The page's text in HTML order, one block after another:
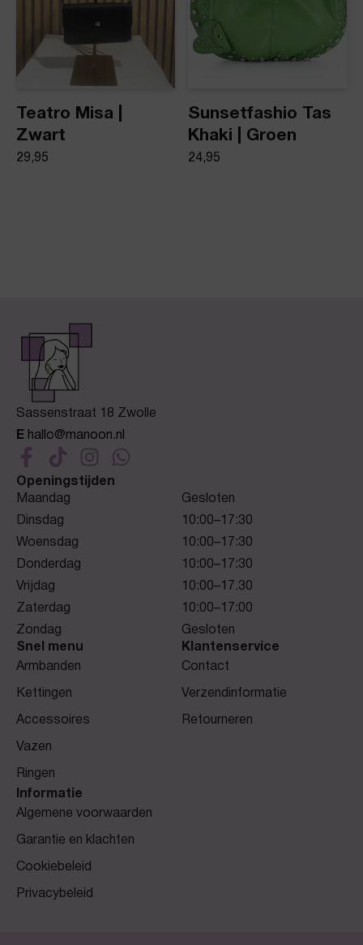
Teatro Misa |
Zwart
29,95
Sunsetfashio Tas
Khaki | Groen
24,95
Sassenstraat 18 Zwolle
E hallo@manoon.nl
Openingstijden
Maandag
Gesloten
Dinsdag
10:00–17:30
Woensdag
10:00–17:30
Donderdag
10:00–17:30
Vrijdag
10:00–17.30
Zaterdag
10:00–17:00
Zondag
Gesloten
Snel menu
Armbanden
Kettingen
Accessoires
Vazen
Ringen
Klantenservice
Contact
Verzendinformatie
Retourneren
Informatie
Algemene voorwaarden
Garantie en klachten
Cookiebeleid
Privacybeleid